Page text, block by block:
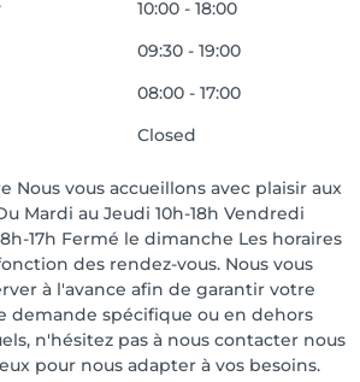
10:00 - 18:00
09:30 - 19:00
08:00 - 17:00
Closed
Nous vous accueillons avec plaisir aux
Mardi au Jeudi 10h-18h Vendredi
17h Fermé le dimanche Les horaires
des rendez-vous. Nous vous
à l'avance afin de garantir votre
demande spécifique ou en dehors
n'hésitez pas à nous contacter nous
pour nous adapter à vos besoins.